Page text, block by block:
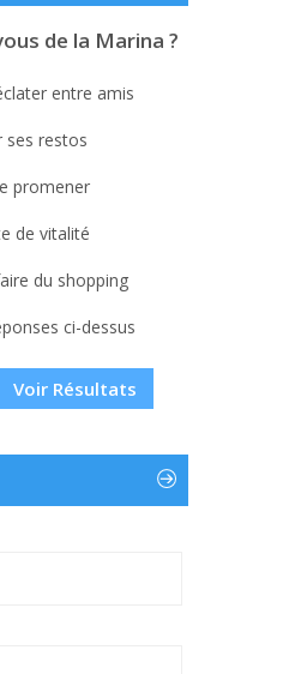
de la Marina ?
entre amis
ses restos
promener
de vitalité
du shopping
ci-dessus
Voir Résultats